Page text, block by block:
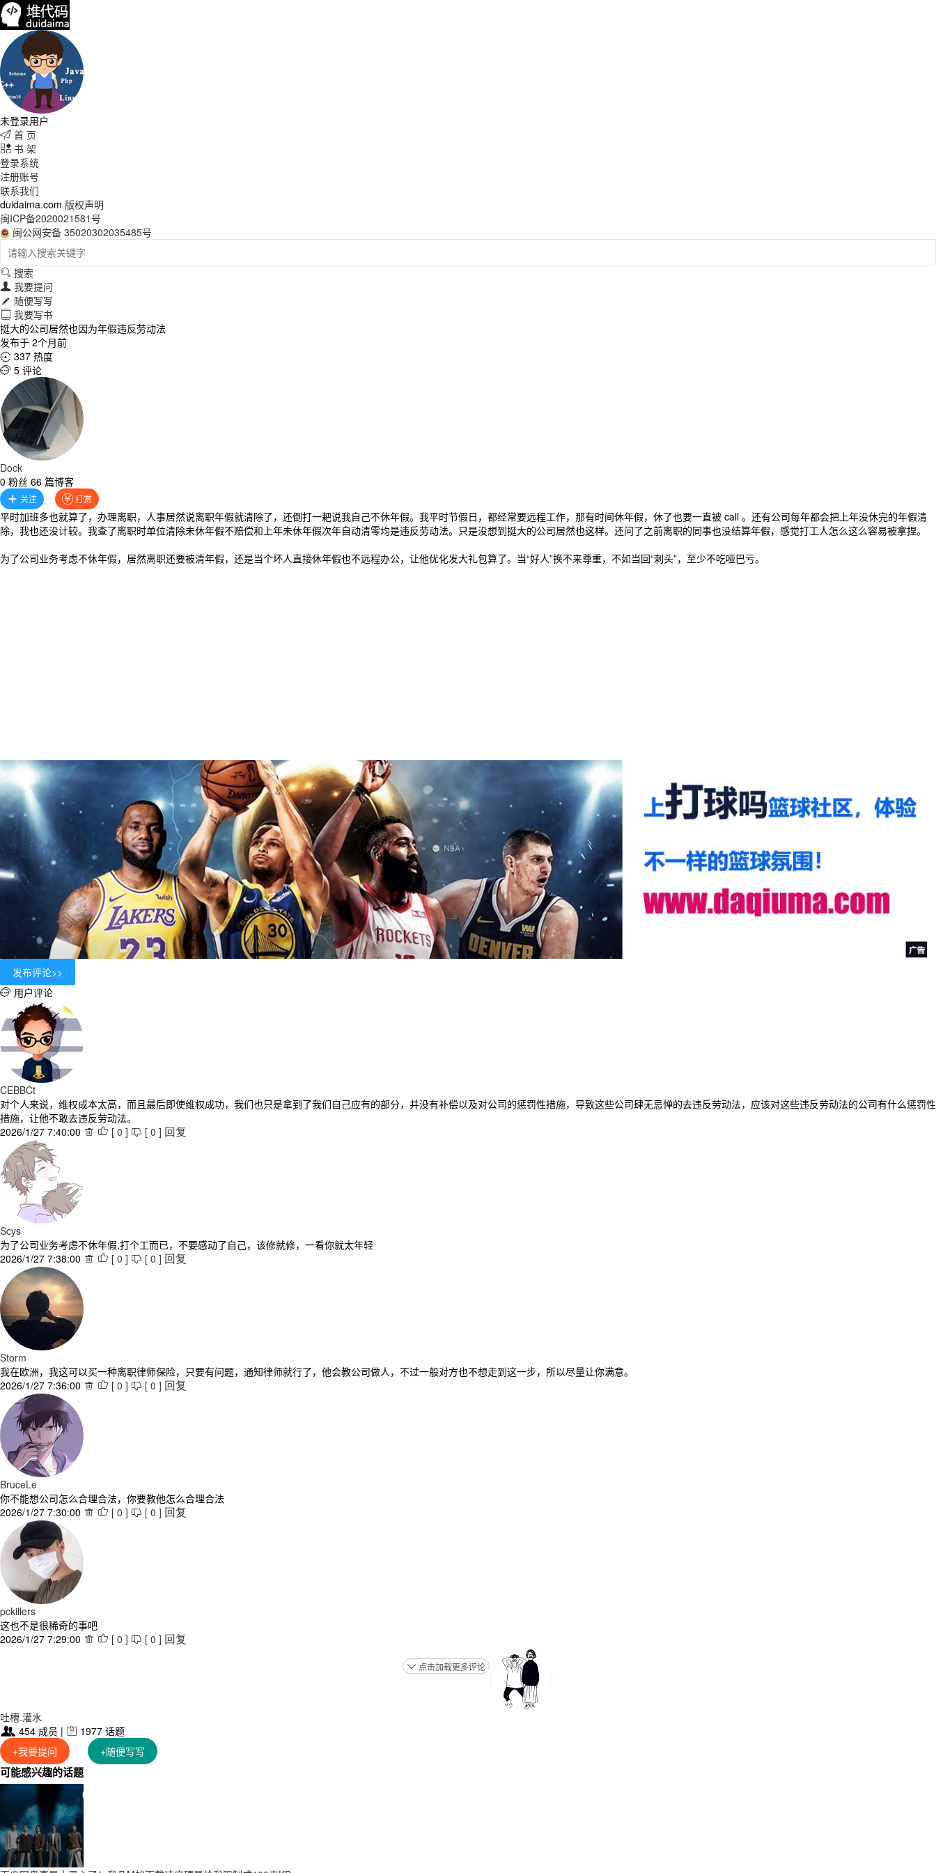
未登录用户
 首 页
 书 架
登录系统
注册账号
联系我们
duidaima.com 版权声明
闽ICP备2020021581号
闽公网安备 35020302035485号
 搜索
 我要提问
 随便写写
 我要写书
挺大的公司居然也因为年假违反劳动法
发布于 2个月前
 337 热度
 5 评论
Dock
0 粉丝 66 篇博客
 关注 打赏
平时加班多也就算了，办理离职，人事居然说离职年假就清除了，还倒打一耙说我自己不休年假。我平时节假日，都经常要远程工作，那有时间休年假，休了也要一直被 call 。还有公司每年都会把上年没休完的年假清
除，我也还没计较。我查了离职时单位清除未休年假不赔偿和上年未休年假次年自动清零均是违反劳动法。只是没想到挺大的公司居然也这样。还问了之前离职的同事也没结算年假，感觉打工人怎么这么容易被拿捏。
为了公司业务考虑不休年假，居然离职还要被清年假，还是当个坏人直接休年假也不远程办公，让他优化发大礼包算了。当“好人”换不来尊重，不如当回“刺头”，至少不吃哑巴亏。
 用户评论
CEBBCt
对个人来说，维权成本太高，而且最后即使维权成功，我们也只是拿到了我们自己应有的部分，并没有补偿以及对公司的惩罚性措施，导致这些公司肆无忌惮的去违反劳动法，应该对这些违反劳动法的公司有什么惩罚性
措施，让他不敢去违反劳动法。
2026/1/27 7:40:00   [ 0 ]  [ 0 ] 回复
Scys
为了公司业务考虑不休年假,打个工而已，不要感动了自己，该修就修，一看你就太年轻
2026/1/27 7:38:00   [ 0 ]  [ 0 ] 回复
Storm
我在欧洲，我这可以买一种离职律师保险，只要有问题，通知律师就行了，他会教公司做人，不过一般对方也不想走到这一步，所以尽量让你满意。
2026/1/27 7:36:00   [ 0 ]  [ 0 ] 回复
BruceLe
你不能想公司怎么合理合法，你要教他怎么合理合法
2026/1/27 7:30:00   [ 0 ]  [ 0 ] 回复
pckillers
这也不是很稀奇的事吧
2026/1/27 7:29:00   [ 0 ]  [ 0 ] 回复
 点击加载更多评论
吐槽.灌水
 454 成员 |  1977 话题
+我要提问
+随便写写
可能感兴趣的话题